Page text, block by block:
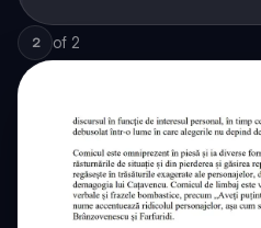
2 of 2